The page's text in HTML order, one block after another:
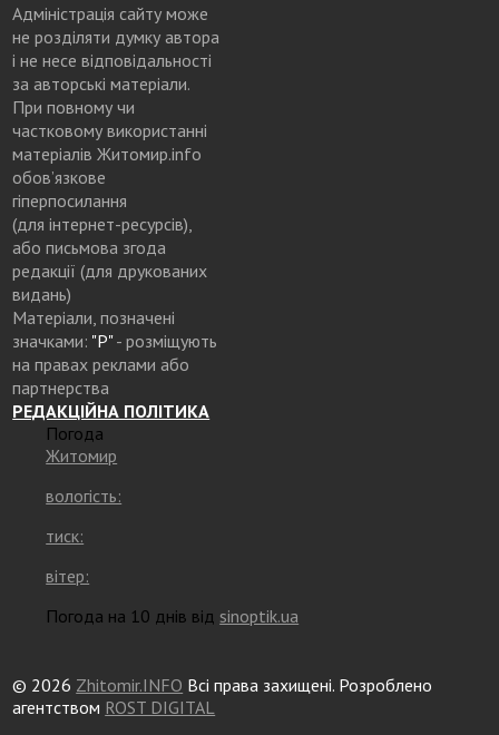
Адміністрація сайту може
не розділяти думку автора
і не несе відповідальності
за авторські матеріали.
При повному чи
частковому використанні
матеріалів Житомир.info
обов’язкове
гіперпосилання
(для інтернет-ресурсів),
або письмова згода
редакції (для друкованих
видань)
Матеріали, позначені
значками: "Р"- розміщують
на правах реклами або
партнерства
РЕДАКЦІЙНА ПОЛІТИКА
Погода
Житомир
вологість:
тиск:
вітер:
Погода на 10 днів від sinoptik.ua
© 2026 Zhitomir.INFO Всі права захищені. Розроблено
агентством ROST DIGITAL